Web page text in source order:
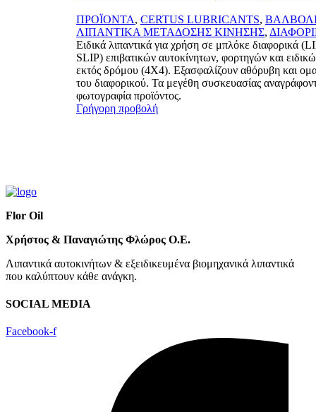
ΠΡΟΪΟΝΤΑ, CERTUS LUBRICANTS,
ΛΙΠΑΝΤΙΚΑ ΜΕΤΑΔΟΣΗΣ ΚΙΝΗΣΗΣ,
Ειδικά λιπαντικά για χρήση σε μπλόκε διαφορικά
SLIP) επιβατικών αυτοκίνητων, φορτηγών και
εκτός δρόμου (4X4). Εξασφαλίζουν αθόρυβη και
του διαφορικού. Τα μεγέθη συσκευασίας
φωτογραφία προϊόντος.
Γρήγορη προβολή
Flor Oil
Χρήστος & Παναγιώτης Φλώρος Ο.Ε.
Λιπαντικά αυτοκινήτων & εξειδικευμένα βιομηχανικά λιπαντικά
που καλύπτουν κάθε ανάγκη.
SOCIAL MEDIA
Facebook-f